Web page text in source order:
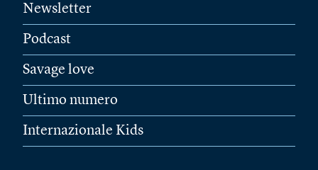
Newsletter
Podcast
Savage love
Ultimo numero
Internazionale Kids